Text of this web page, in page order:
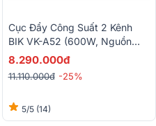
Cục Đẩy Công Suất 2 Kênh
BIK VK-A52 (600W, Nguồn
Xuyến, Mạch Class H)
8.290.000đ
11.110.000đ -25%
5/5 (14)